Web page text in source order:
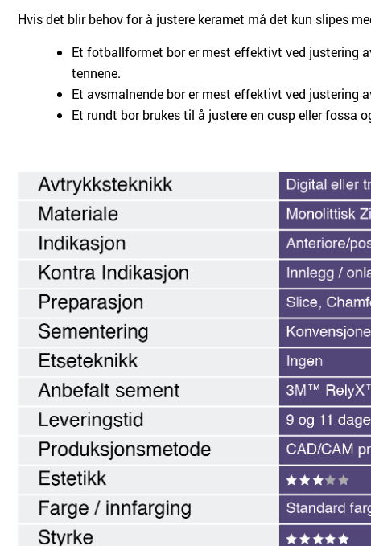
Hvis det blir behov for å justere keramet må det kun slipes
Et fotballformet bor er mest effektivt ved justering
tennene.
Et avsmalnende bor er mest effektivt ved justering
Et rundt bor brukes til å justere en cusp eller fossa